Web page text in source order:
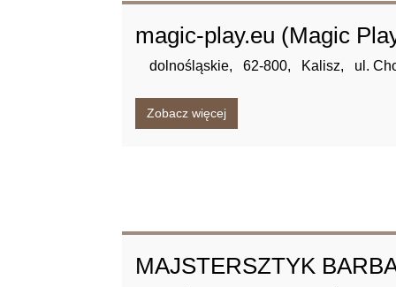
magic-play.eu (Magic
dolnośląskie, 62-800, Kalisz, ul.
Zobacz więcej
MAJSTERSZTYK